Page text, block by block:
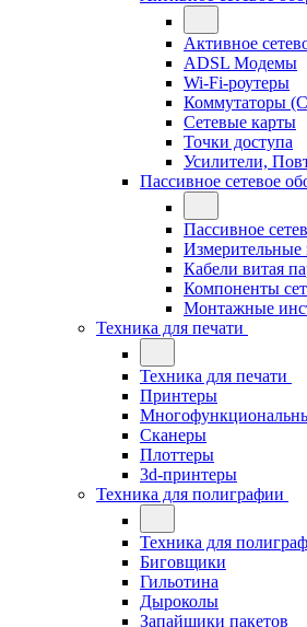
Активное
ADSL Модемы
Wi-Fi-роутеры
Коммутаторы
Сетевые карты
Точки доступа
Усилители,
Пассивное сетевое
Пассивное
Измерительные
Кабели витая
Компоненты
Монтажные
Техника для печати
Техника для печати
Принтеры
Сканеры
Плоттеры
3d-принтеры
Техника для полиграфии
Техника для
Биговщики
Гильотина
Дыроколы
Запайщики пакетов